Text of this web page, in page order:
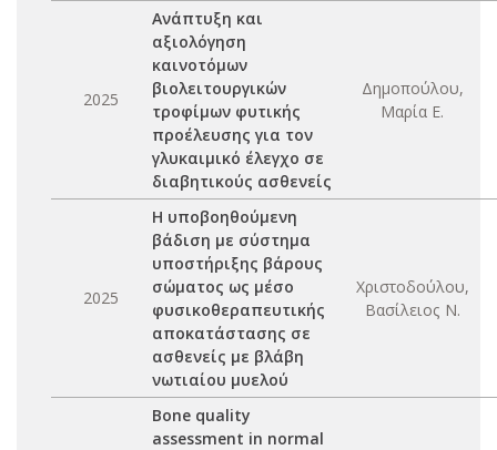
2025
Ανάπτυξη και
αξιολόγηση
καινοτόμων
βιολειτουργικών
τροφίμων φυτικής
προέλευσης για τον
γλυκαιμικό έλεγχο σε
διαβητικούς ασθενείς
Δημοπούλου,
Μαρία Ε.
2025
Η υποβοηθούμενη
βάδιση με σύστημα
υποστήριξης βάρους
σώματος ως μέσο
φυσικοθεραπευτικής
αποκατάστασης σε
ασθενείς με βλάβη
νωτιαίου μυελού
Χριστοδούλου,
Βασίλειος Ν.
Βone quality
assessment in normal